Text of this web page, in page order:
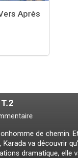
Après
de chemin.
va découvrir
dramatique, elle